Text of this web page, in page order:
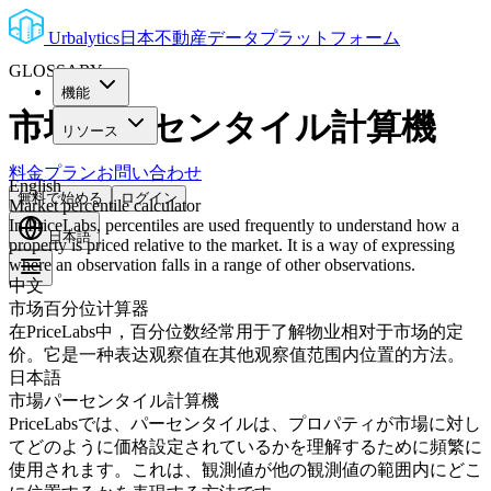
Urbalytics日本不動産データプラットフォーム
機能
リソース
料金プランお問い合わせ
無料で始める ログイン
日本語
GLOSSARY
市場パーセンタイル計算機
English
Market percentile calculator
In PriceLabs, percentiles are used frequently to understand how a
property is priced relative to the market. It is a way of expressing
where an observation falls in a range of other observations.
中文
市场百分位计算器
在PriceLabs中，百分位数经常用于了解物业相对于市场的定
价。它是一种表达观察值在其他观察值范围内位置的方法。
日本語
市場パーセンタイル計算機
PriceLabsでは、パーセンタイルは、プロパティが市場に対し
てどのように価格設定されているかを理解するために頻繁に
使用されます。これは、観測値が他の観測値の範囲内にどこ